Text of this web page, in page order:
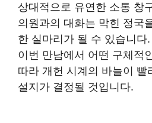
상대적으로 유연한 소통 창
의원과의 대화는 막힌 정국
한 실마리가 될 수 있습니다.
이번 만남에서 어떤 구체적
따라 개헌 시계의 바늘이 빨
설지가 결정될 것입니다.